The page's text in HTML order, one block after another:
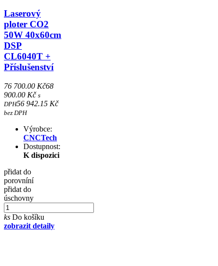
Laserový
ploter CO2
50W 40x60cm
DSP
CL6040T +
Příslušenství
76 700.00 Kč68
900.00 Kč s
DPH56 942.15 Kč
bez DPH
Výrobce:
CNCTech
Dostupnost:
K dispozici
přidat do
porovníní
přidat do
úschovny
ks Do košíku
zobrazit detaily